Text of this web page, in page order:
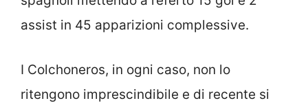
assist in 45 apparizioni complessive.
I Colchoneros, in ogni caso, non lo
ritengono imprescindibile e di recente si